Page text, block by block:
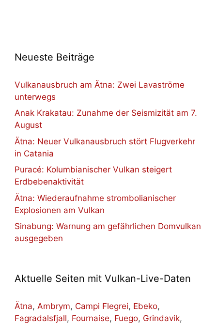
Neueste Beiträge
Vulkanausbruch am Ätna: Zwei Lavaströme
unterwegs
Anak Krakatau: Zunahme der Seismizität am 7.
August
Ätna: Neuer Vulkanausbruch stört Flugverkehr
in Catania
Puracé: Kolumbianischer Vulkan steigert
Erdbebenaktivität
Ätna: Wiederaufnahme strombolianischer
Explosionen am Vulkan
Sinabung: Warnung am gefährlichen Domvulkan
ausgegeben
Aktuelle Seiten mit Vulkan-Live-Daten
Ätna, Ambrym, Campi Flegrei, Ebeko,
Fagradalsfjall, Fournaise, Fuego, Grindavik,